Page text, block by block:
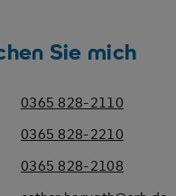
Sie mich
0365 828-2110
0365 828-2210
0365 828-2108